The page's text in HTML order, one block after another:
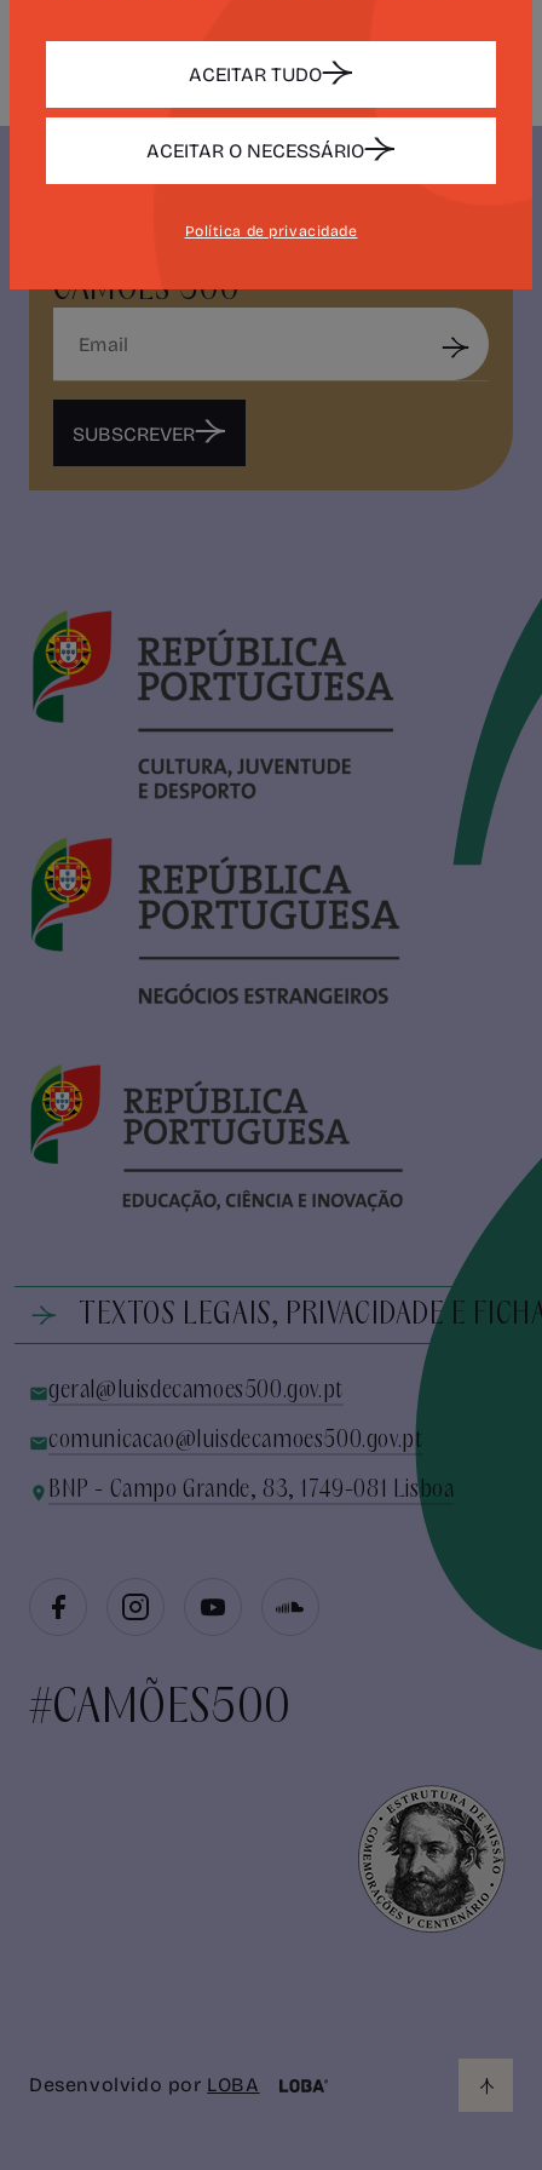
CAMÕES 500
SUBSCREVER
TEXTOS LEGAIS, PRIVACIDADE E
geral@luisdecamoes500.gov.pt
comunicacao@luisdecamoes500.gov.pt
BNP - Campo Grande, 83, 1749-081 Lisboa
#CAMÕES500
Desenvolvido por LOBA
ACEITAR TUDO
ACEITAR O NECESSÁRIO
Política de privacidade